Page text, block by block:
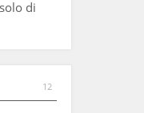
di
12